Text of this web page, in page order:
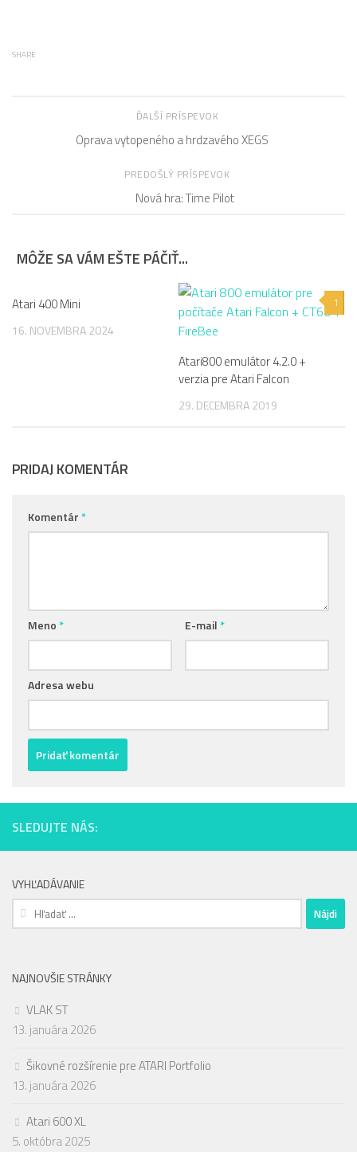
SHARE
ĎALŠÍ PRÍSPEVOK
Oprava vytopeného a hrdzavého XEGS
PREDOŠLÝ PRÍSPEVOK
Nová hra: Time Pilot
MÔŽE SA VÁM EŠTE PÁČIŤ...
Atari 400 Mini
16. NOVEMBRA 2024
1
Atari800 emulátor 4.2.0 +
verzia pre Atari Falcon
29. DECEMBRA 2019
PRIDAJ KOMENTÁR
Komentár*
Meno* E-mail*
Adresa webu
SLEDUJTE NÁS:
VYHĽADÁVANIE
Hľadať:
NAJNOVŠIE STRÁNKY
VLAK ST
13. januára 2026
Šikovné rozšírenie pre ATARI Portfolio
13. januára 2026
Atari 600 XL
5. októbra 2025